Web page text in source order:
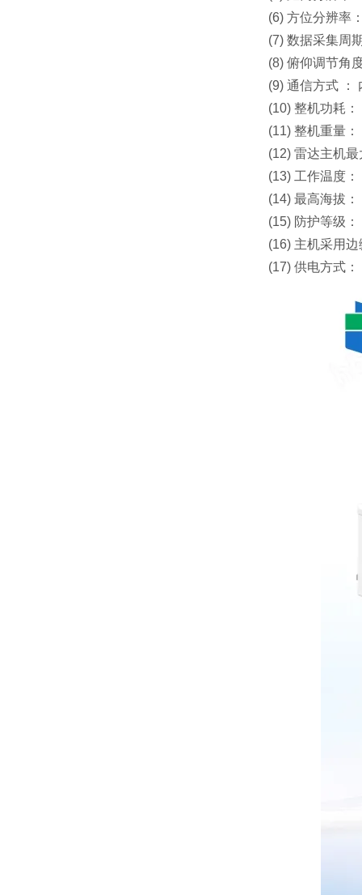
(6) 方位分辨率
(7) 数据采集周
(8) 俯仰调节角
(9) 通信方式 ：
(10) 整机功耗
(11) 整机重量
(12) 雷达主机
(13) 工作温度
(14) 最高海拔
(15) 防护等级
(16) 主机采用
(17) 供电方式